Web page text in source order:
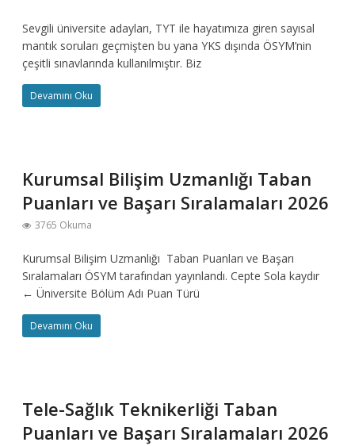
Sevgili üniversite adayları, TYT ile hayatımıza giren sayısal
mantık soruları geçmişten bu yana YKS dışında ÖSYM’nin
çeşitli sınavlarında kullanılmıştır. Biz
Devamını Oku
Kurumsal Bilişim Uzmanlığı Taban
Puanları ve Başarı Sıralamaları 2026
3765 Okuma
Kurumsal Bilişim Uzmanlığı Taban Puanları ve Başarı
Sıralamaları ÖSYM tarafından yayınlandı. Cepte Sola kaydır
← Üniversite Bölüm Adı Puan Türü
Devamını Oku
Tele-Sağlık Teknikerliği Taban
Puanları ve Başarı Sıralamaları 2026